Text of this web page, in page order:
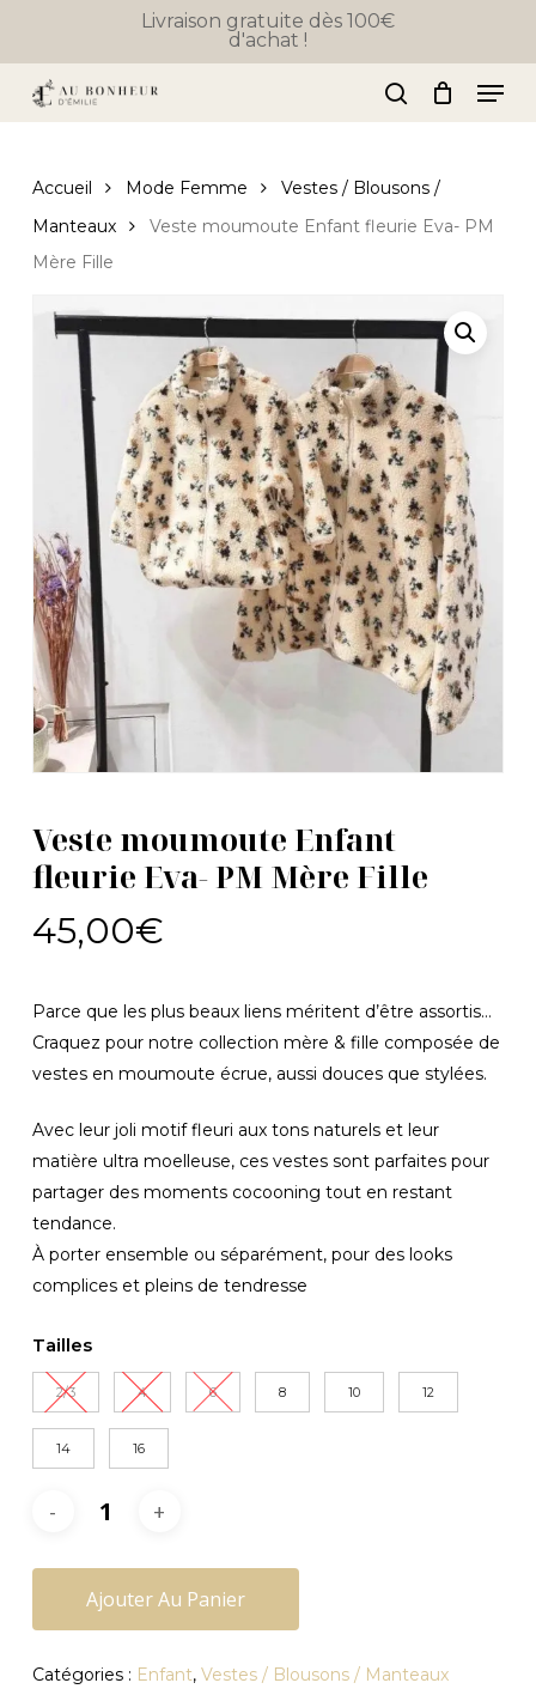
content
Livraison gratuite dès 100€
d'achat !
search
Cart
Accueil Mode Femme
Vestes / Blousons /
Manteaux
Veste moumoute Enfant fleurie Eva- PM
Mère Fille
Veste moumoute Enfant
fleurie Eva- PM Mère Fille
45,00€
Parce que les plus beaux liens méritent d’être assortis…
Craquez pour notre collection mère & fille composée de
vestes en moumoute écrue, aussi douces que stylées.
Avec leur joli motif fleuri aux tons naturels et leur
matière ultra moelleuse, ces vestes sont parfaites pour
partager des moments cocooning tout en restant
tendance.
À porter ensemble ou séparément, pour des looks
complices et pleins de tendresse
Tailles
2/3 4 6 8 10 12
14 16
Ajouter Au Panier
Catégories : Enfant, Vestes / Blousons / Manteaux
Menu